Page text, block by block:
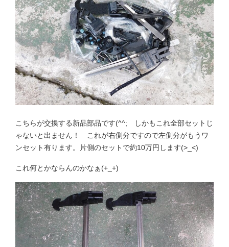
こちらが交換する新品部品です(^^; しかもこれ全部セットじ
ゃないと出ません！ これが右側分ですので左側分がもうワ
ンセット有ります。片側のセットで約10万円します(>_<)
これ何とかならんのかなぁ(+_+)